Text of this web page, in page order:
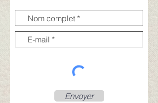
Envoyer